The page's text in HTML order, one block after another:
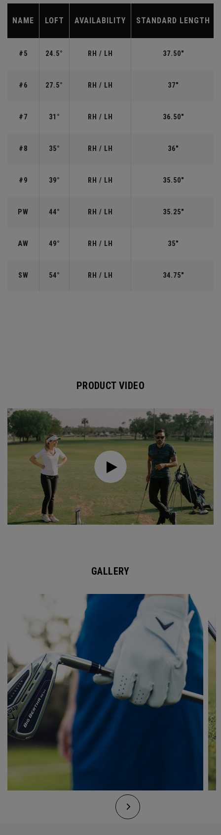
NAME LOFT AVAILABILITY STANDARD LENGTH
#5 24.5° RH / LH 37.50"
#6 27.5° RH / LH 37"
#7 31° RH / LH 36.50"
#8 35° RH / LH 36"
#9 39° RH / LH 35.50"
PW 44° RH / LH 35.25"
AW 49° RH / LH 35"
SW 54° RH / LH 34.75"
PRODUCT VIDEO
GALLERY